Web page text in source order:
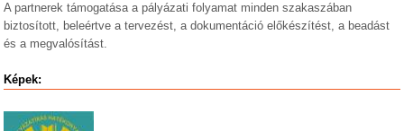
A partnerek támogatása a pályázati folyamat minden szakaszában
biztosított, beleértve a tervezést, a dokumentáció előkészítést, a beadást
és a megvalósítást.
Képek: